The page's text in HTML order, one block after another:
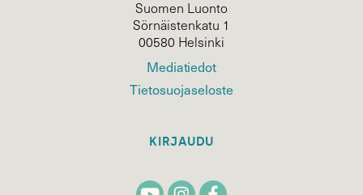
Suomen Luonto
Sörnäistenkatu 1
00580 Helsinki
Mediatiedot
Tietosuojaseloste
KIRJAUDU